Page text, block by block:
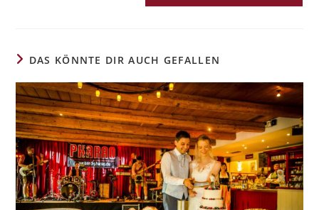
:
DAS KÖNNTE DIR AUCH GEFALLEN